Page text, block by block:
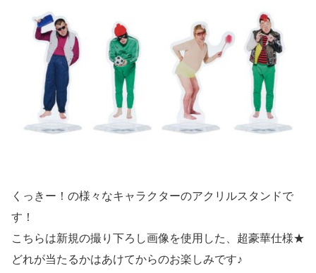
くっきー！の様々なキャラクターのアクリルスタンドで
す！
こちらは新規の撮り下ろし画像を使用した、超豪華仕様★
どれが当たるかはあけてからのお楽しみです♪